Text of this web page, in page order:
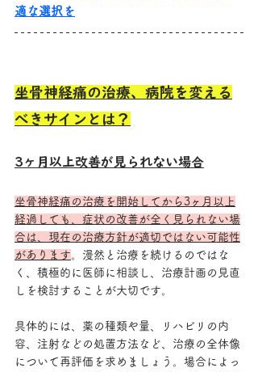
適な選択を
坐骨神経痛の治療、病院を変える
べきサインとは？
3ヶ月以上改善が見られない場合
坐骨神経痛の治療を開始してから3ヶ月以上
経過しても、症状の改善が全く見られない場
合は、現在の治療方針が適切ではない可能性
があります。漫然と治療を続けるのではな
く、積極的に医師に相談し、治療計画の見直
しを検討することが大切です。
具体的には、薬の種類や量、リハビリの内
容、注射などの処置方法など、治療の全体像
について再評価を求めましょう。場合によっ